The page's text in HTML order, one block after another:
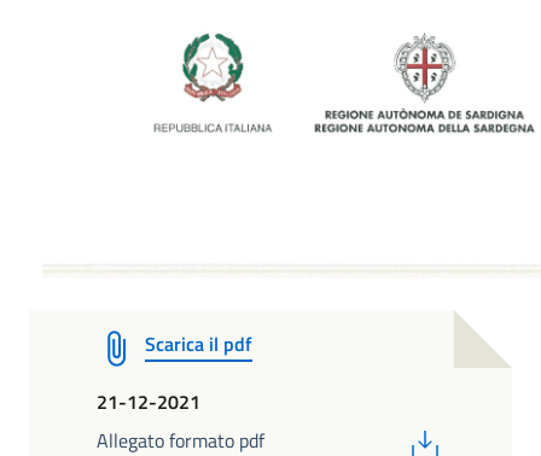
Scarica il pdf
21-12-2021
Allegato formato pdf